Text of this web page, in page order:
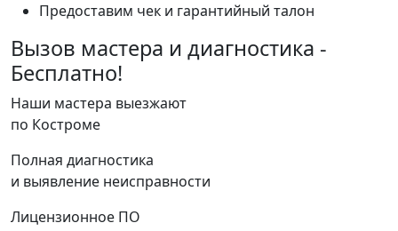
Предоставим чек и гарантийный талон
Вызов мастера и диагностика -
Бесплатно!
Наши мастера выезжают
по Костроме
Полная диагностика
и выявление неисправности
Лицензионное ПО